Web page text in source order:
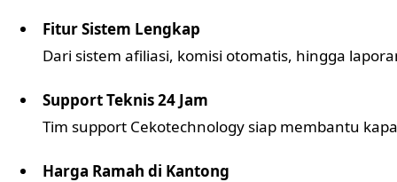
Fitur Sistem Lengkap
Dari sistem afiliasi, komisi otomatis, hingga
Support Teknis 24 Jam
Tim support Cekotechnology siap membantu
Harga Ramah di Kantong